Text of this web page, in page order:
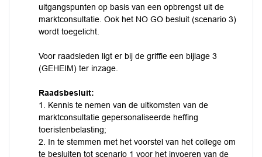
uitgangspunten op basis van een opbrengst uit de
marktconsultatie. Ook het NO GO besluit (scenario 3)
wordt toegelicht.
Voor raadsleden ligt er bij de griffie een bijlage 3
(GEHEIM) ter inzage.
Raadsbesluit:
1. Kennis te nemen van de uitkomsten van de
marktconsultatie gepersonaliseerde heffing
toeristenbelasting;
2. In te stemmen met het voorstel van het college om
te besluiten tot scenario 1 voor het invoeren van de